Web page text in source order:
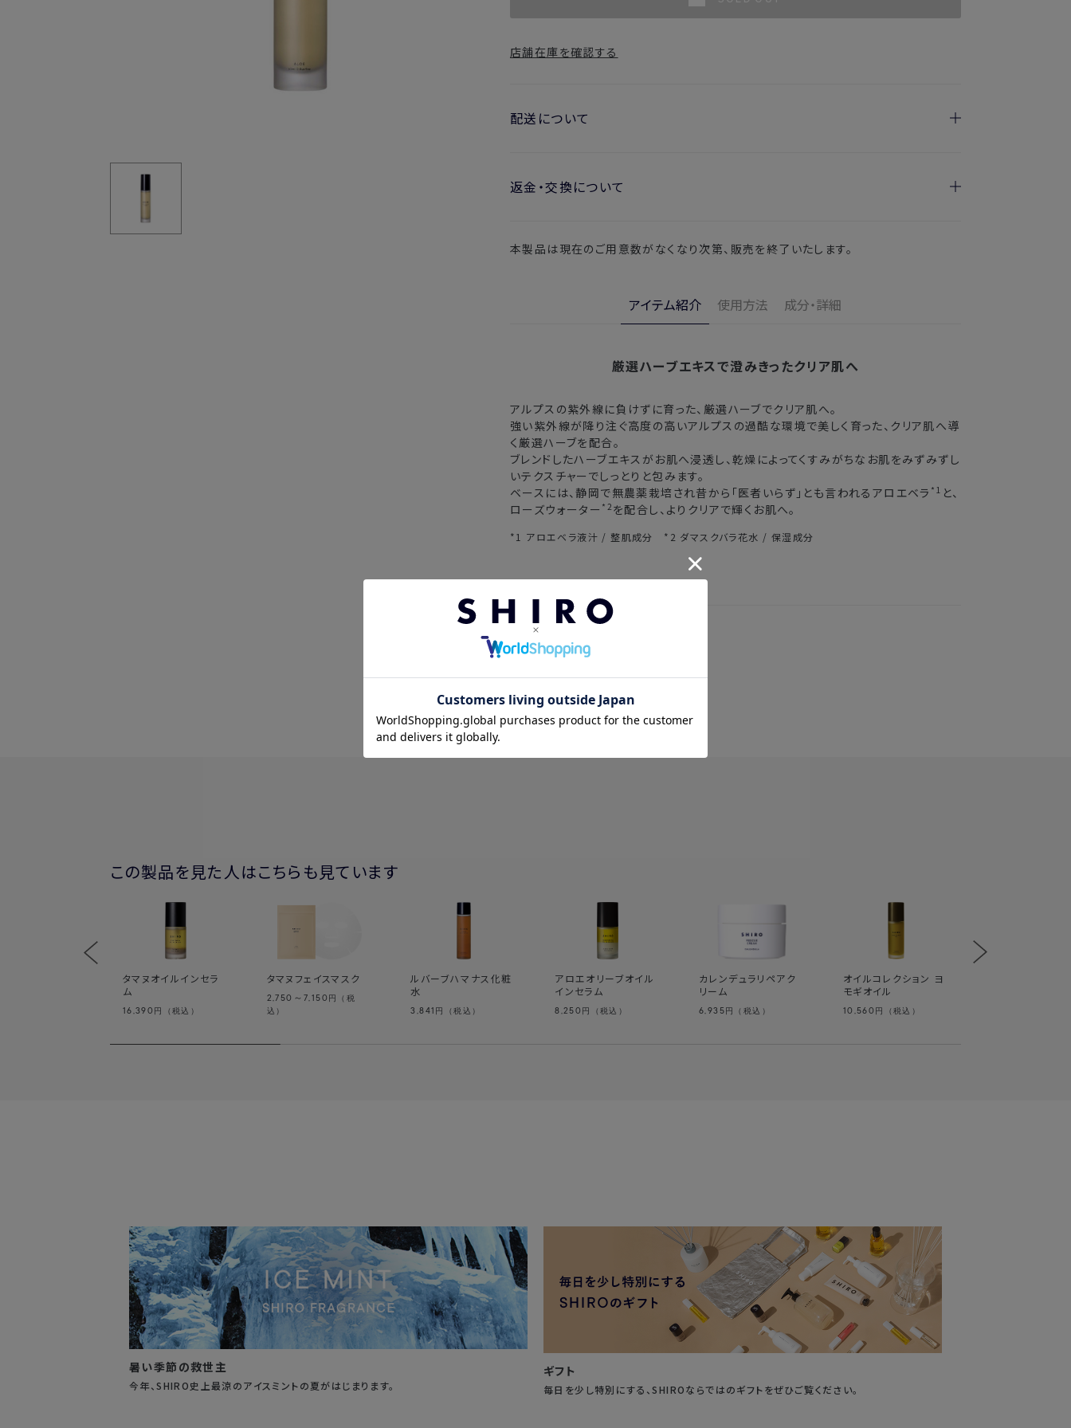
店舗在庫を確認する
配送について
※新製品（限定製品）は除きます。
注文後、お届けまでにかかる日数の目安
中国・四国・九州
沖縄県・離島 5〜8日
※以下に該当する場合、上記の日程で発送できない場合がございます。
・交通状況や天候による遅延
・ラッピングのご注文、繁忙期および休業期間中
・ご注文内容の確認にお時間を要する
・複数製品購入により配送手配に時間がかかる
返金・交換について
実際に使用して、香りや色、使用感にご満足いただけない場合、期間内*であれば、返
本製品は現在のご用意数がなくなり次第、販売を終了いたします。
アイテム紹介 使用方法 成分・詳細
厳選ハーブエキスで澄みきったクリア肌へ
アルプスの紫外線に負けずに育った、厳選ハーブでクリア肌へ。
強い紫外線が降り注ぐ高度の高いアルプスの過酷な環境で美しく育った、クリア肌へ導
く厳選ハーブを配合。
ブレンドしたハーブエキスがお肌へ浸透し、乾燥によってくすみがちなお肌をみずみずし
いテクスチャーでしっとりと包みます。
ベースには、静岡で無農薬栽培され昔から「医者いらず」とも言われるアロエベラ *1 と、
ローズウォーター *2 を配合し、よりクリアで輝くお肌へ。
*1 アロエベラ液汁 / 整肌成分 *2 ダマスクバラ花水 / 保湿成分
レビュー 4.00
この製品を見た人はこちらも見ています
タマヌオイルインセラ
ム
16,390 円（税込）
タマヌフェイスマスク
2,750～7,150 円（税
込）
ルバーブハマナス化粧
水
3,841 円（税込）
アロエオリーブオイル
インセラム
8,250 円（税込）
カレンデュラリペアク
リーム
6,935 円（税込）
オイルコレクション ヨ
モギオイル
10,560 円（税込）
ントジョーンズワ
暑い季節の救世主
今年、SHIRO史上最涼のアイスミントの夏がはじまります。
ギフト
毎日を少し特別にする、SHIROならではのギフトをぜひご覧ください。